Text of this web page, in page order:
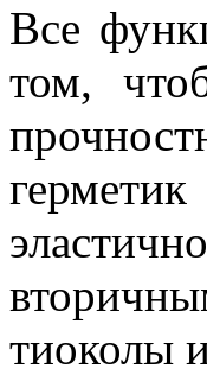
Все
том,
тиоколы